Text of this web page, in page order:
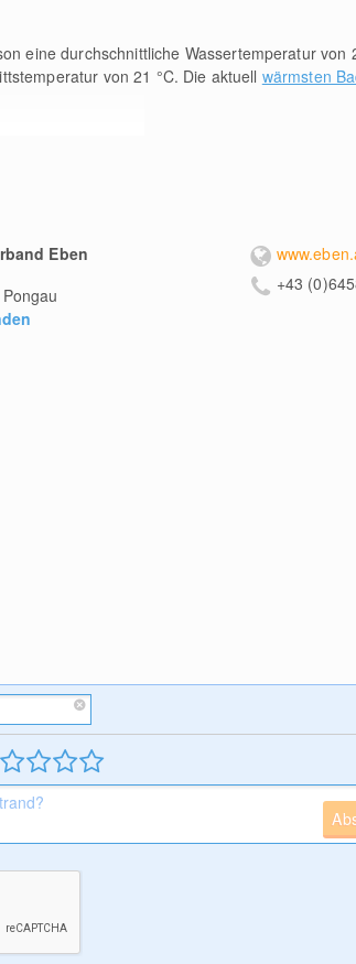
eine durchschnittliche Wassertemperatur von
von 21 °C. Die aktuell wärmsten
Eben
+43